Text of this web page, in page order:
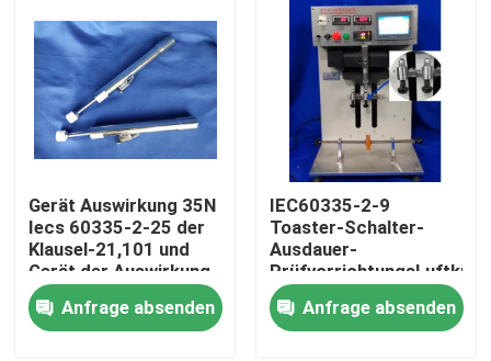
Haus
Produkte
Über uns
Fabrik-Ausflug
Qualitätskontrolle
Gerät Auswirkung 35N
Iecs 60335-2-25 der
Klausel-21,101 und
Gerät der Auswirkung
65N für Mikrowellen-
Tür-Versammlungs-
Test
Anfrage absenden
IEC60335-2-9
Toaster-Schalter-
Ausdauer-
der Klausel-19,101
Anfrage absenden